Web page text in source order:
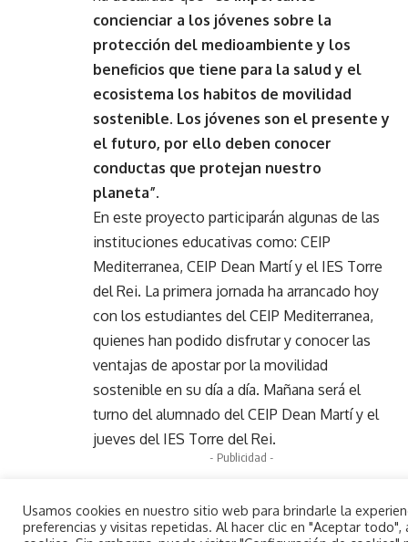
concienciar a los jóvenes sobre la
protección del medioambiente y los
beneficios que tiene para la salud y el
ecosistema los habitos de movilidad
sostenible. Los jóvenes son el presente y
el futuro, por ello deben conocer
conductas que protejan nuestro
planeta”.
En este proyecto participarán algunas de las
instituciones educativas como: CEIP
Mediterranea, CEIP Dean Martí y el IES Torre
del Rei. La primera jornada ha arrancado hoy
con los estudiantes del CEIP Mediterranea,
quienes han podido disfrutar y conocer las
ventajas de apostar por la movilidad
sostenible en su día a día. Mañana será el
turno del alumnado del CEIP Dean Martí y el
jueves del IES Torre del Rei.
- Publicidad -
Usamos cookies en nuestro sitio web para brindarle la
preferencias y visitas repetidas. Al hacer clic en "Aceptar